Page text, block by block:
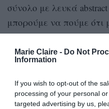
Marie Claire - Do Not
Information
If you wish to opt-out of the
processing of your personal
targeted advertising by us,
σύνολο με λευκά
μπορούμε να πούμε ότι
περισσότερο είναι ότι
αγαπημένες μας για
Από αυτό το λουκ δεν
τσάντα, με την οποία
έχουμε λατρέψει.